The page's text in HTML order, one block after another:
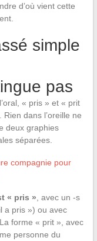
d’où vient cette
simple
pas
« pris » et « prit
dans l’oreille ne
deux graphies
séparées.
compagnie pour
« pris » , avec un -s
a pris ») ou avec
forme « prit », avec
personne du